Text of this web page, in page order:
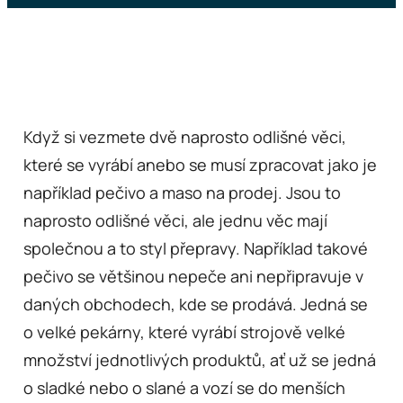
Když si vezmete dvě naprosto odlišné věci,
které se vyrábí anebo se musí zpracovat jako je
například pečivo a maso na prodej. Jsou to
naprosto odlišné věci, ale jednu věc mají
společnou a to styl přepravy. Například takové
pečivo se většinou nepeče ani nepřipravuje v
daných obchodech, kde se prodává. Jedná se
o velké pekárny, které vyrábí strojově velké
množství jednotlivých produktů, ať už se jedná
o sladké nebo o slané a vozí se do menších